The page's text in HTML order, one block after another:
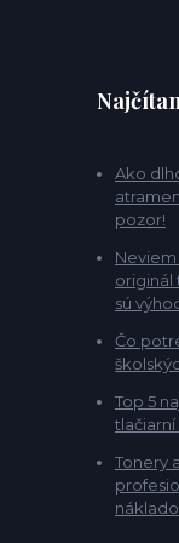
Ako
pozor!
originál
sú
Čo
Top 5
Tonery